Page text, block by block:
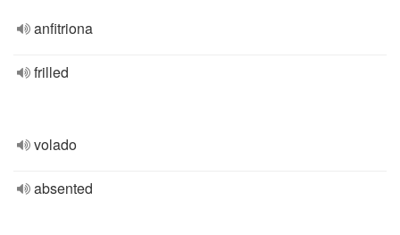
anfitriona
frilled
volado
absented